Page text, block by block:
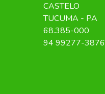
CASTELO
TUCUMA - PA
68.385-000
94 99277-3876